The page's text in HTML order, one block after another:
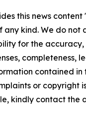
this news content
kind. We do not
for the
completeness,
contained in
or copyright
kindly contact the